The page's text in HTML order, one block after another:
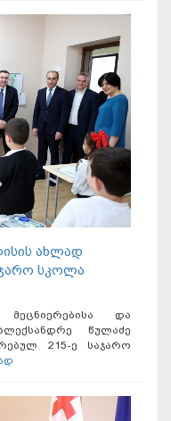
ახლად
სკოლა
მეცნიერებისა და
წულაძე
215-ე საჯარო